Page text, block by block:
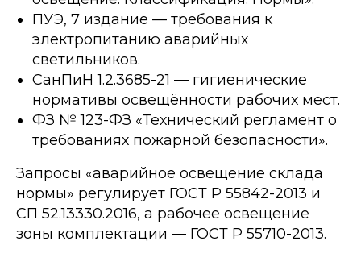
ПУЭ, 7 издание — требования к
электропитанию аварийных
светильников.
СанПиН 1.2.3685-21 — гигиенические
нормативы освещённости рабочих мест.
ФЗ № 123-ФЗ «Технический регламент о
требованиях пожарной безопасности».
Запросы «аварийное освещение склада
нормы» регулирует ГОСТ Р 55842-2013 и
СП 52.13330.2016, а рабочее освещение
зоны комплектации — ГОСТ Р 55710-2013.